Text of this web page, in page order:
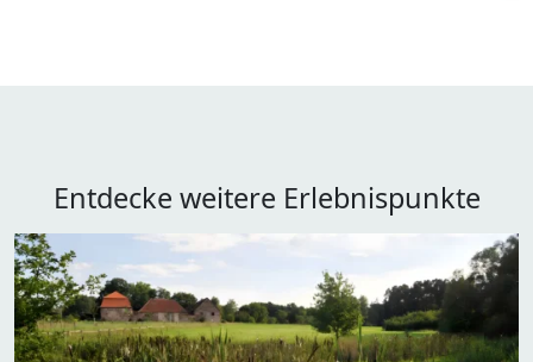
Entdecke weitere Erlebnispunkte